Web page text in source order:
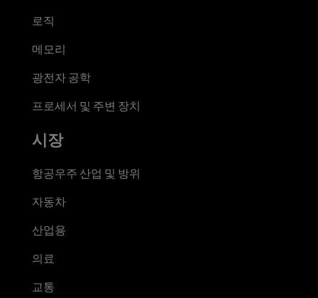
로직
메모리
광전자 공학
프로세서 및 주변 장치
시장
항공우주 산업 및 방위
자동차
산업용
의료
교통